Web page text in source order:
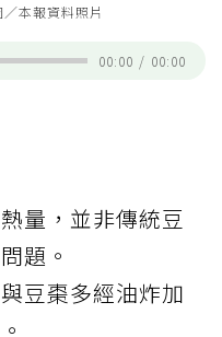
本報資料照片
00:00 / 00:00
量，並非傳統豆
題。
豆棗多經油炸加